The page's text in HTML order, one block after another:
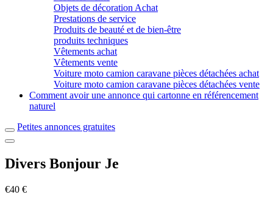
Objets de décoration Achat
Prestations de service
Produits de beauté et de bien-être
produits techniques
Vêtements achat
Vêtements vente
Voiture moto camion caravane pièces détachées achat
Voiture moto camion caravane pièces détachées vente
Comment avoir une annonce qui cartonne en référencement
naturel
Petites annonces gratuites
Divers Bonjour Je
€40 €